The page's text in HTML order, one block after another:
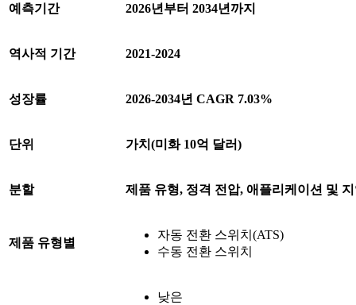
예측기간 2026년부터 2034년까지
역사적 기간 2021-2024
성장률 2026-2034년 CAGR 7.03%
단위 가치(미화 10억 달러)
분할 제품 유형, 정격 전압, 애플리케이션 및
제품 유형별
자동 전환 스위치(ATS)
수동 전환 스위치
낮은